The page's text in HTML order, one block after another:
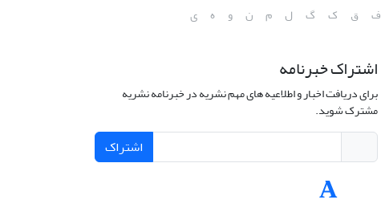
ف ق ک گ ل م ن و ه ی
اشتراک خبرنامه
برای دریافت اخبار و اطلاعیه های مهم نشریه در خبرنامه نشریه
مشترک شوید.
اشتراک